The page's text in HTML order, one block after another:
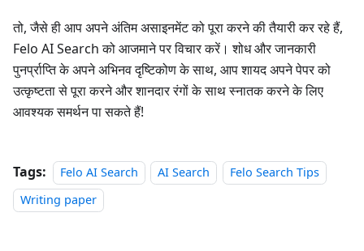
तो, जैसे ही आप अपने अंतिम असाइनमेंट को पूरा करने की तैयारी कर रहे हैं,
Felo AI Search को आजमाने पर विचार करें। शोध और जानकारी
पुनर्प्राप्ति के अपने अभिनव दृष्टिकोण के साथ, आप शायद अपने पेपर को
उत्कृष्टता से पूरा करने और शानदार रंगों के साथ स्नातक करने के लिए
आवश्यक समर्थन पा सकते हैं!
Tags: Felo AI Search AI Search
Felo Search Tips
Writing paper